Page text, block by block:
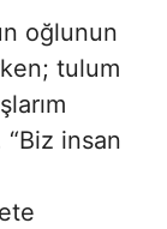
oğlunun
tulum
insan